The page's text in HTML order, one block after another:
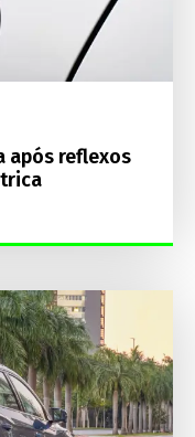
após reflexos